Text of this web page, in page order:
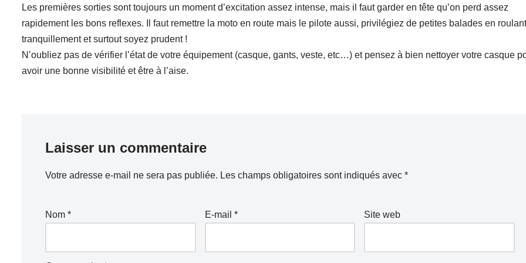
Les premières sorties sont toujours un moment d’excitation assez intense, mais il faut garder en tête qu’on perd assez
rapidement les bons reflexes. Il faut remettre la moto en route mais le pilote aussi, privilégiez de petites balades en roulant
tranquillement et surtout soyez prudent !
N’oubliez pas de vérifier l’état de votre équipement (casque, gants, veste, etc…) et pensez à bien nettoyer votre casque
avoir une bonne visibilité et être à l’aise.
Laisser un commentaire
Votre adresse e-mail ne sera pas publiée. Les champs obligatoires sont indiqués avec *
Nom * E-mail * Site web